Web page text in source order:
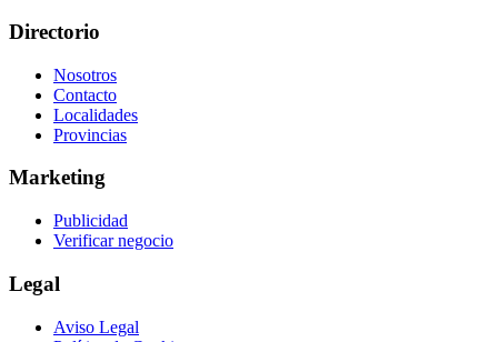
Directorio
Nosotros
Contacto
Localidades
Provincias
Marketing
Publicidad
Verificar negocio
Legal
Aviso Legal